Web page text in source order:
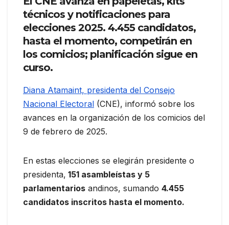
técnicos y notificaciones para
elecciones 2025. 4.455 candidatos,
hasta el momento, competirán en
los comicios; planificación sigue en
curso.
Diana Atamaint, presidenta del Consejo
Nacional Electoral (CNE), informó sobre los
avances en la organización de los comicios del
9 de febrero de 2025.
En estas elecciones se elegirán presidente o
presidenta, 151 asambleístas y 5
parlamentarios andinos, sumando 4.455
candidatos inscritos hasta el momento.